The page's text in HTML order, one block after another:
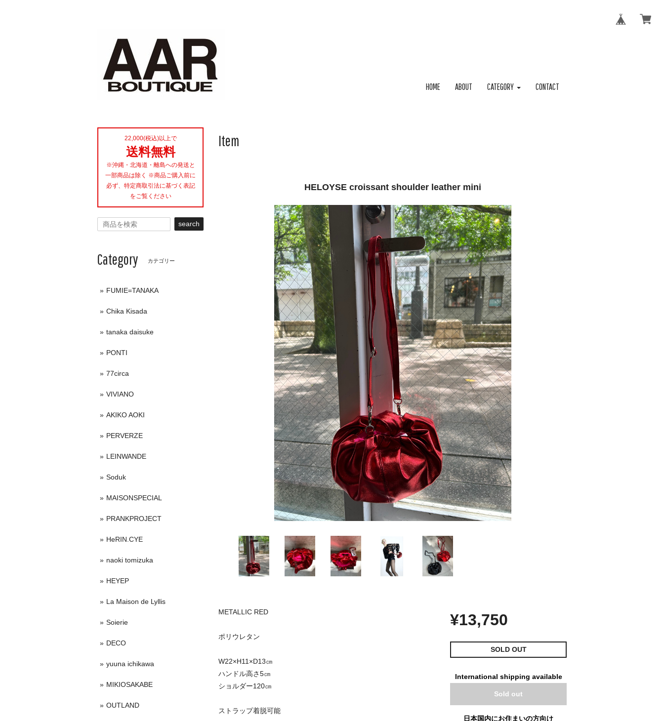
HOME ABOUT CATEGORY CONTACT
Item
HELOYSE croissant shoulder leather mini
METALLIC RED
ポリウレタン
W22×H11×D13㎝
ハンドル高さ5㎝
ショルダー120㎝
ストラップ着脱可能
¥13,750
SOLD OUT
International shipping available
Sold out
日本国内にお住まいの方向け
22,000(税込)以上で
送料無料
※沖縄・北海道・離島への発送と
一部商品は除く ※商品ご購入前に
必ず、特定商取引法に基づく表記
をご覧ください
search
Category カテゴリー
FUMIE=TANAKA
Chika Kisada
tanaka daisuke
PONTI
77circa
VIVIANO
AKIKO AOKI
PERVERZE
LEINWANDE
Soduk
MAISONSPECIAL
PRANKPROJECT
HeRIN.CYE
naoki tomizuka
HEYEP
La Maison de Lyllis
Soierie
DECO
yuuna ichikawa
MIKIOSAKABE
OUTLAND